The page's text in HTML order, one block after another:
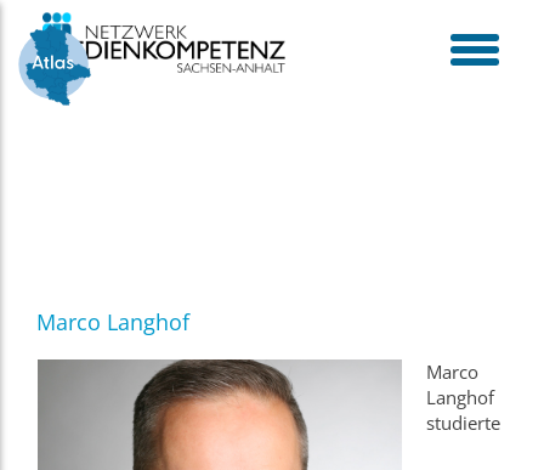
toggle
menu
Skip
content
Marco Langhof
Marco
Langhof
studierte